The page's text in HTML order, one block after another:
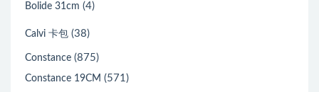
Bolide 31cm (4)
Calvi 卡包 (38)
Constance (875)
Constance 19CM (571)